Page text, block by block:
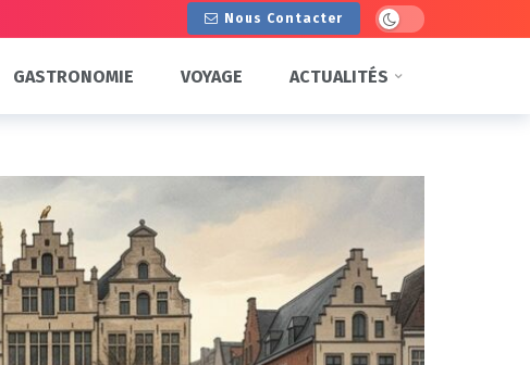
Nous Contacter Dark mode
GASTRONOMIE VOYAGE ACTUALITÉS